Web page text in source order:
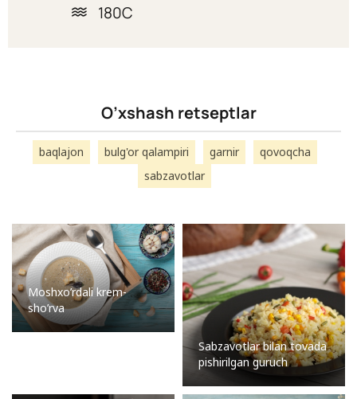
180C
O’xshash retseptlar
baqlajon bulg'or qalampiri garnir
qovoqcha
sabzavotlar
Moshxo’rdali krem-
sho’rva
Sabzavotlar bilan tovada
pishirilgan guruch